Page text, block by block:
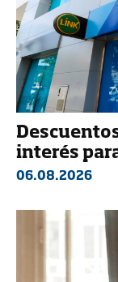
interés
06.08.2026